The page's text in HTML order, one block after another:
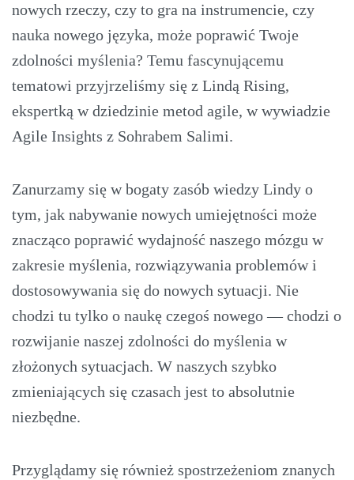
nowych rzeczy, czy to gra na instrumencie, czy
nauka nowego języka, może poprawić Twoje
zdolności myślenia? Temu fascynującemu
tematowi przyjrzeliśmy się z Lindą Rising,
ekspertką w dziedzinie metod agile, w wywiadzie
Agile Insights z Sohrabem Salimi.
Zanurzamy się w bogaty zasób wiedzy Lindy o
tym, jak nabywanie nowych umiejętności może
znacząco poprawić wydajność naszego mózgu w
zakresie myślenia, rozwiązywania problemów i
dostosowywania się do nowych sytuacji. Nie
chodzi tu tylko o naukę czegoś nowego — chodzi o
rozwijanie naszej zdolności do myślenia w
złożonych sytuacjach. W naszych szybko
zmieniających się czasach jest to absolutnie
niezbędne.
Przyglądamy się również spostrzeżeniom znanych